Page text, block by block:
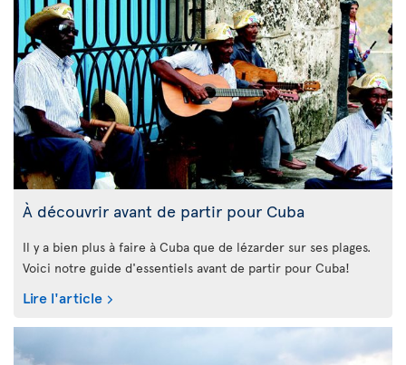
À découvrir avant de partir pour Cuba
Il y a bien plus à faire à Cuba que de lézarder sur ses plages.
Voici notre guide d'essentiels avant de partir pour Cuba!
Lire l'article